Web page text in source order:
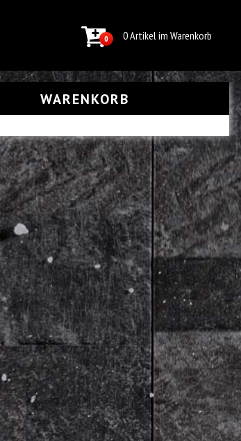
0 0 Artikel im Warenkorb
WARENKORB